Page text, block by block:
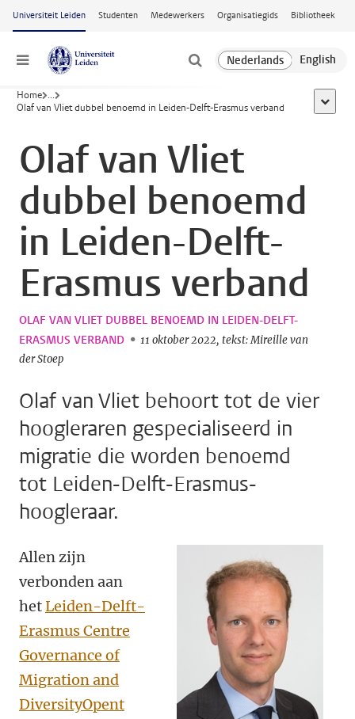
Ga naar hoofdinhoud
Universiteit Leiden Studenten Medewerkers Organisatiegids Bibliotheek
Menu
Home ...
Olaf van Vliet dubbel benoemd in Leiden-Delft-Erasmus verband
toon
Olaf van Vliet
dubbel benoemd
in Leiden-Delft-
Erasmus verband
OLAF VAN VLIET DUBBEL BENOEMD IN LEIDEN-DELFT-
ERASMUS VERBAND
11 oktober 2022 tekst: Mireille van
der Stoep
Olaf van Vliet behoort tot de vier
hoogleraren gespecialiseerd in
migratie die worden benoemd
tot Leiden-Delft-Erasmus-
hoogleraar.
Allen zijn
verbonden aan
hetLeiden-Delft-
Erasmus Centre
Governance of
Migration and
DiversityOpent